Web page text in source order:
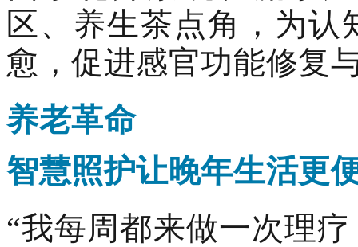
区、养生茶点角，为
愈，促进感官功能修复
养老革命
智慧照护让晚年生活更
“我每周都来做一次理